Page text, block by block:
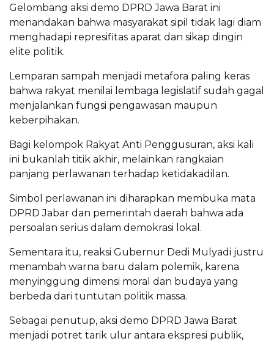
Gelombang aksi demo DPRD Jawa Barat ini
menandakan bahwa masyarakat sipil tidak lagi diam
menghadapi represifitas aparat dan sikap dingin
elite politik.
Lemparan sampah menjadi metafora paling keras
bahwa rakyat menilai lembaga legislatif sudah gagal
menjalankan fungsi pengawasan maupun
keberpihakan.
Bagi kelompok Rakyat Anti Penggusuran, aksi kali
ini bukanlah titik akhir, melainkan rangkaian
panjang perlawanan terhadap ketidakadilan.
Simbol perlawanan ini diharapkan membuka mata
DPRD Jabar dan pemerintah daerah bahwa ada
persoalan serius dalam demokrasi lokal.
Sementara itu, reaksi Gubernur Dedi Mulyadi justru
menambah warna baru dalam polemik, karena
menyinggung dimensi moral dan budaya yang
berbeda dari tuntutan politik massa.
Sebagai penutup, aksi demo DPRD Jawa Barat
menjadi potret tarik ulur antara ekspresi publik,